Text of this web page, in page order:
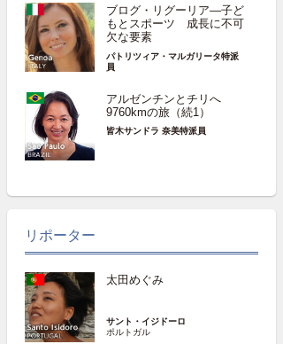
ブログ・リグーリア―子ど
もとスポーツ 成長に不可
欠な要素
パトリツィア・マルガリータ特派
員
アルゼンチンとチリへ
9760kmの旅（続1）
皆木サンドラ 奈美特派員
リポーター
太田めぐみ
サント・イジドーロ
ポルトガル